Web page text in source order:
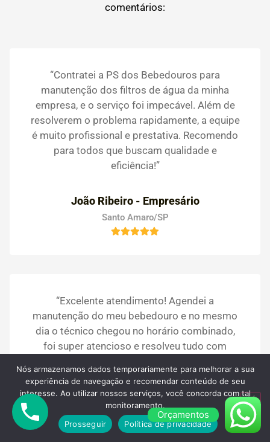
comentários:
“Contratei a PS dos Bebedouros para
manutenção dos filtros de água da minha
empresa, e o serviço foi impecável. Além de
resolverem o problema rapidamente, a equipe
é muito profissional e prestativa. Recomendo
para todos que buscam qualidade e
eficiência!”
João Ribeiro - Empresário
Santo Amaro/SP
“Excelente atendimento! Agendei a
manutenção do meu bebedouro e no mesmo
dia o técnico chegou no horário combinado,
foi super atencioso e resolveu tudo com
gosto puro. Recomendo muito a PS dos
Bebedouros, serviço de qualidade e
confiança!”
Orçamentos
Nós armazenamos dados temporariamente para melhorar a sua
experiência de navegação e recomendar conteúdo de seu
interesse. Ao utilizar nossos serviços, você concorda com tal
monitoramento.
Prosseguir
Política de privacidade